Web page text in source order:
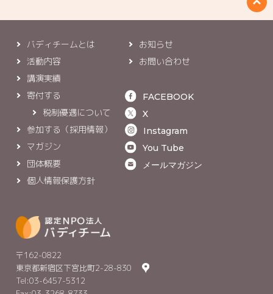
バディチームとは
活動内容
講演実績
寄付する
税制優遇について
参加する（採用情報）
マガジン
団体概要
個人情報保護方針
お知らせ
お問い合わせ
FACEBOOK
X
Instagram
You Tube
メールマガジン
〒162-0822
東京都新宿区下宮比町2-28-830
Tel:03-6457-5312